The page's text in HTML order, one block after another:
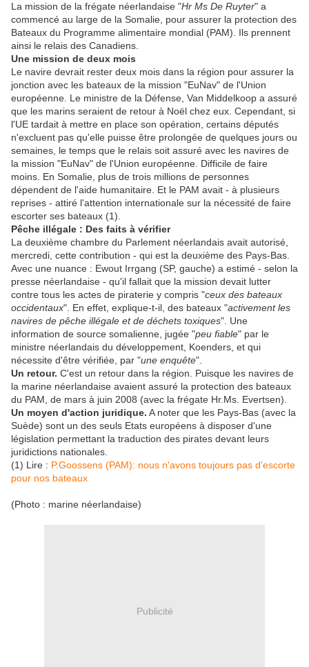
La mission de la frégate néerlandaise "Hr Ms De Ruyter" a
commencé au large de la Somalie, pour assurer la protection des
Bateaux du Programme alimentaire mondial (PAM). Ils prennent
ainsi le relais des Canadiens.
Une mission de deux mois
Le navire devrait rester deux mois dans la région pour assurer la
jonction avec les bateaux de la mission "EuNav" de l'Union
européenne. Le ministre de la Défense, Van Middelkoop a assuré
que les marins seraient de retour à Noël chez eux. Cependant, si
l'UE tardait à mettre en place son opération, certains députés
n'excluent pas qu'elle puisse être prolongée de quelques jours ou
semaines, le temps que le relais soit assuré avec les navires de
la mission "EuNav" de l'Union européenne. Difficile de faire
moins. En Somalie, plus de trois millions de personnes
dépendent de l'aide humanitaire. Et le PAM avait - à plusieurs
reprises - attiré l'attention internationale sur la nécessité de faire
escorter ses bateaux (1).
Pêche illégale : Des faits à vérifier
La deuxième chambre du Parlement néerlandais avait autorisé,
mercredi, cette contribution - qui est la deuxième des Pays-Bas.
Avec une nuance : Ewout Irrgang (SP, gauche) a estimé - selon la
presse néerlandaise - qu'il fallait que la mission devait lutter
contre tous les actes de piraterie y compris "ceux des bateaux
occidentaux". En effet, explique-t-il, des bateaux "activement les
navires de pêche illégale et de déchets toxiques". Une
information de source somalienne, jugée "peu fiable" par le
ministre néerlandais du développement, Koenders, et qui
nécessite d'être vérifiée, par "une enquête".
Un retour. C'est un retour dans la région. Puisque les navires de
la marine néerlandaise avaient assuré la protection des bateaux
du PAM, de mars à juin 2008 (avec la frégate Hr.Ms. Evertsen).
Un moyen d'action juridique. A noter que les Pays-Bas (avec la
Suède) sont un des seuls Etats européens à disposer d'une
législation permettant la traduction des pirates devant leurs
juridictions nationales.
(1) Lire : P.Goossens (PAM): nous n'avons toujours pas d'escorte
pour nos bateaux
(Photo : marine néerlandaise)
Publicité